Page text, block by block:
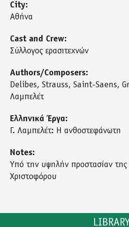
City:
Αθήνα
Cast and Crew:
Σύλλογος ερασιτεχνών
Authors/Composers:
Delibes, Strauss, Saint-Saens,
Λαμπελέτ
Ελληνικά Έργα:
Γ. Λαμπελέτ: Η ανθοστεφάνωτη
Notes:
Υπό την υψηλήν προστασίαν
Χριστοφόρου